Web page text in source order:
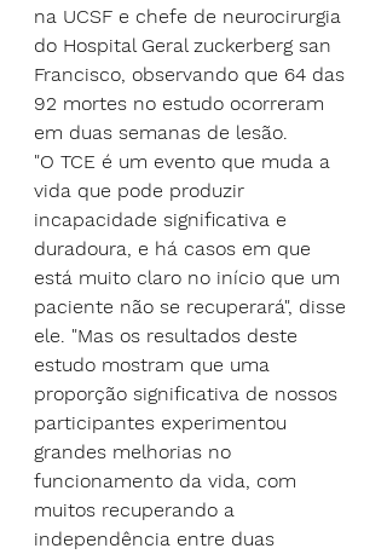
na UCSF e chefe de neurocirurgia
do Hospital Geral zuckerberg san
Francisco, observando que 64 das
92 mortes no estudo ocorreram
em duas semanas de lesão.
"O TCE é um evento que muda a
vida que pode produzir
incapacidade significativa e
duradoura, e há casos em que
está muito claro no início que um
paciente não se recuperará", disse
ele. "Mas os resultados deste
estudo mostram que uma
proporção significativa de nossos
participantes experimentou
grandes melhorias no
funcionamento da vida, com
muitos recuperando a
independência entre duas